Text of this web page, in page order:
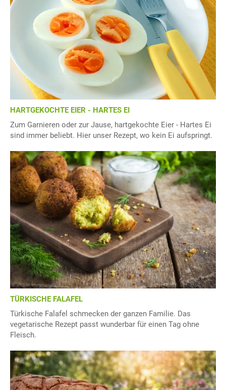
HARTGEKOCHTE EIER - HARTES EI
Zum Garnieren oder zur Jause, hartgekochte Eier - Hartes Ei
sind immer beliebt. Hier unser Rezept, wo kein Ei aufspringt.
TÜRKISCHE FALAFEL
Türkische Falafel schmecken der ganzen Familie. Das
vegetarische Rezept passt wunderbar für einen Tag ohne
Fleisch.